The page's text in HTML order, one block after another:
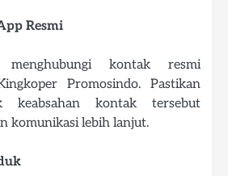
Resmi
kontak resmi
Promosindo. Pastikan
keabsahan kontak tersebut
komunikasi lebih lanjut.